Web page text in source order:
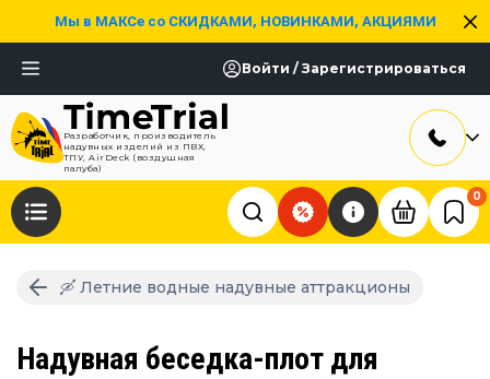
Мы в МАКСе со СКИДКАМИ, НОВИНКАМИ, АКЦИЯМИ
Войти / Зарегистрироваться
Разработчик, производитель
надувных изделий из ПВХ,
ТПУ, AirDeck (воздушная
палуба)
0
🛶 Летние водные надувные аттракционы
Надувная беседка-плот для